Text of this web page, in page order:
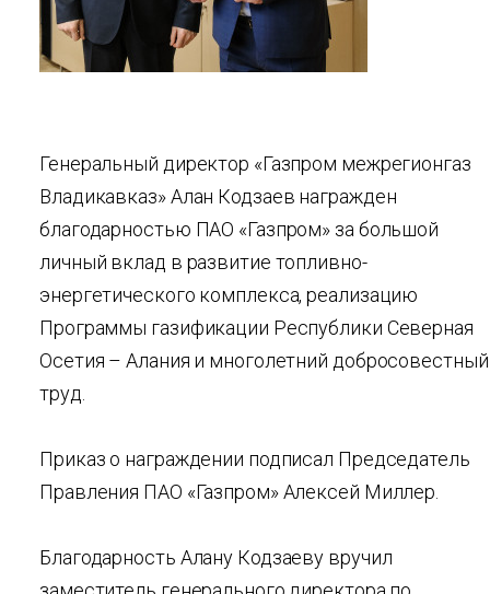
Генеральный директор «Газпром межрегионгаз
Владикавказ» Алан Кодзаев награжден
благодарностью ПАО «Газпром» за большой
личный вклад в развитие топливно-
энергетического комплекса, реализацию
Программы газификации Республики Северная
Осетия – Алания и многолетний добросовестный
труд.
Приказ о награждении подписал Председатель
Правления ПАО «Газпром» Алексей Миллер.
Благодарность Алану Кодзаеву вручил